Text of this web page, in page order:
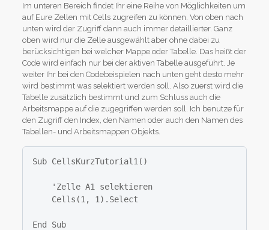
Im unteren Bereich findet Ihr eine Reihe von Möglichkeiten um
auf Eure Zellen mit Cells zugreifen zu können. Von oben nach
unten wird der Zugriff dann auch immer detaillierter. Ganz
oben wird nur die Zelle ausgewählt aber ohne dabei zu
berücksichtigen bei welcher Mappe oder Tabelle. Das heißt der
Code wird einfach nur bei der aktiven Tabelle ausgeführt. Je
weiter Ihr bei den Codebeispielen nach unten geht desto mehr
wird bestimmt was selektiert werden soll. Also zuerst wird die
Tabelle zusätzlich bestimmt und zum Schluss auch die
Arbeitsmappe auf die zugegriffen werden soll. Ich benutze für
den Zugriff den Index, den Namen oder auch den Namen des
Tabellen- und Arbeitsmappen Objekts.
Sub CellsKurzTutorial1()
End Sub